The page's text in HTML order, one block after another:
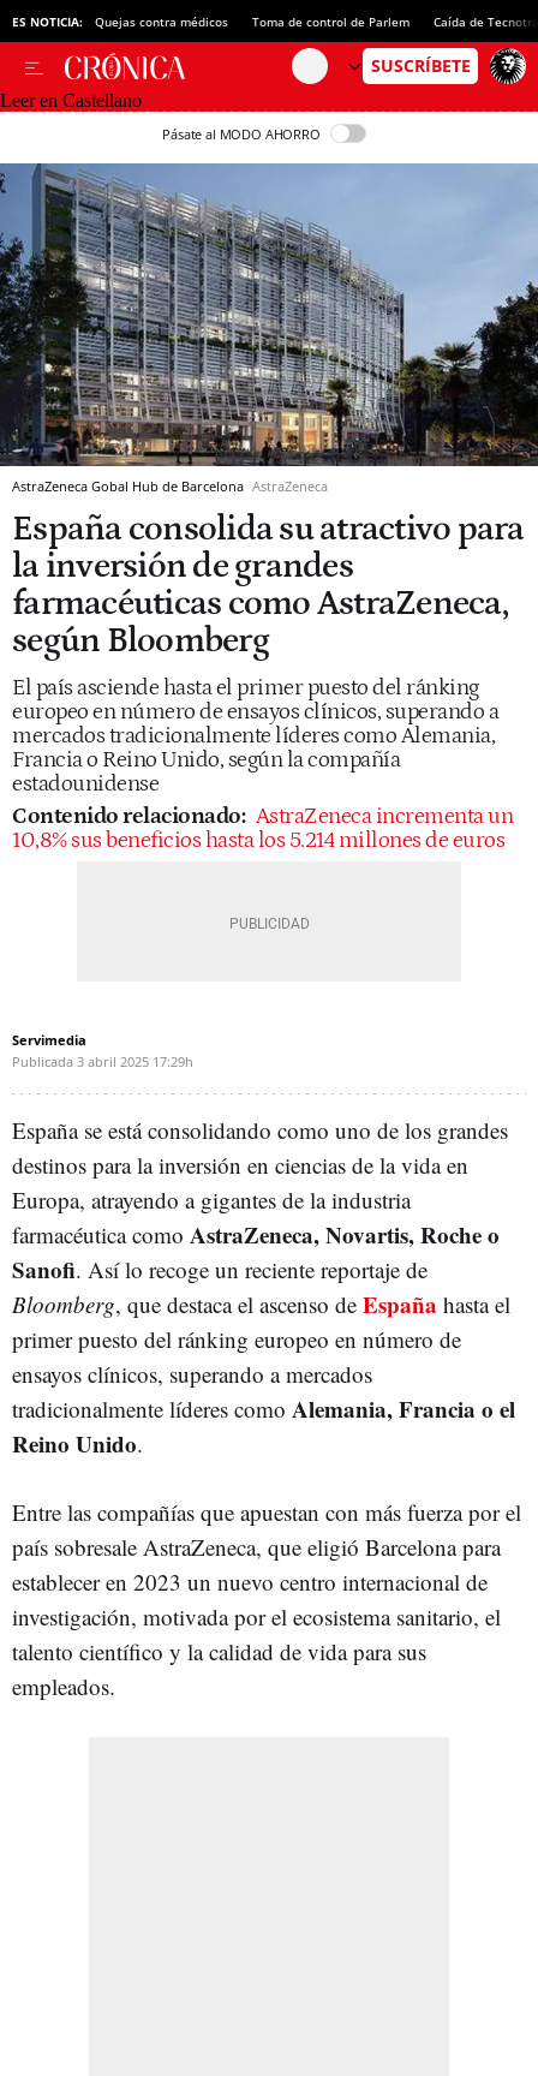
ES NOTICIA: Quejas contra médicos Toma de control de Parlem Caída de
Leer en Castellano
Pásate al MODO AHORRO
AstraZeneca Gobal Hub de Barcelona AstraZeneca
España consolida su atractivo para
la inversión de grandes
farmacéuticas como AstraZeneca,
según Bloomberg
El país asciende hasta el primer puesto del ránking
europeo en número de ensayos clínicos, superando a
mercados tradicionalmente líderes como Alemania,
Francia o Reino Unido, según la compañía
estadounidense
Contenido relacionado: AstraZeneca incrementa un
10,8% sus beneficios hasta los 5.214 millones de euros
Servimedia
Publicada 3 abril 2025 17:29h
España se está consolidando como uno de los grandes
destinos para la inversión en ciencias de la vida en
Europa, atrayendo a gigantes de la industria
farmacéutica como AstraZeneca, Novartis, Roche o
Sanofi. Así lo recoge un reciente reportaje de
Bloomberg, que destaca el ascenso de España hasta el
primer puesto del ránking europeo en número de
ensayos clínicos, superando a mercados
tradicionalmente líderes como Alemania, Francia o el
Reino Unido.
Entre las compañías que apuestan con más fuerza por el
país sobresale AstraZeneca, que eligió Barcelona para
establecer en 2023 un nuevo centro internacional de
investigación, motivada por el ecosistema sanitario, el
talento científico y la calidad de vida para sus
empleados.